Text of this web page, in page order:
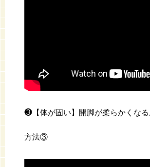
❸【体が固い】開脚が柔らかくな
方法③